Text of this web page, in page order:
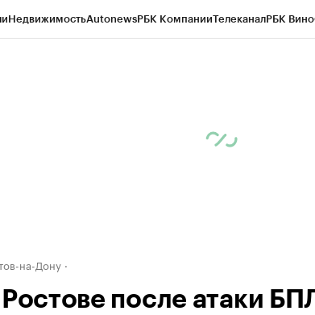
НедвижимостьAutonewsРБК КомпанииТелеканалРБК Вино
на-Дону
Ростове после атаки